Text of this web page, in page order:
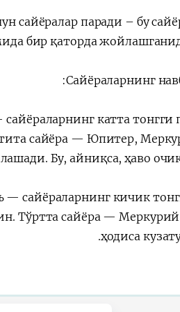
сайёралар паради – бу
бир қаторда
Сайёраларнинг
— сайёраларнинг катта
сайёра — Юпитер,
Бу, айниқса, ҳаво
— сайёраларнинг кичик
Тўртта сайёра —
ҳодиса